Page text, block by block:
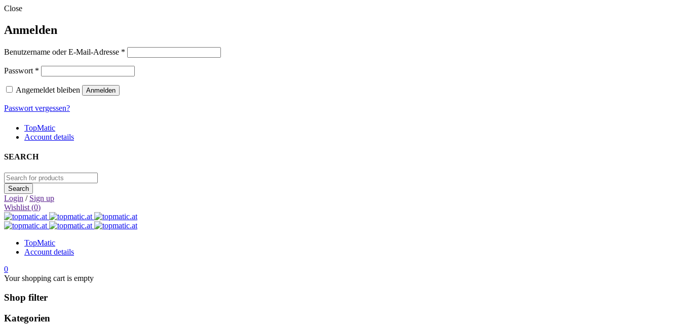
Close
Anmelden
Benutzername oder E-Mail-Adresse *
Passwort *
Angemeldet bleiben Anmelden
Passwort vergessen?
TopMatic
Account details
SEARCH
Login / Sign up
Wishlist (0)
TopMatic
Account details
0
Your shopping cart is empty
Shop filter
Kategorien